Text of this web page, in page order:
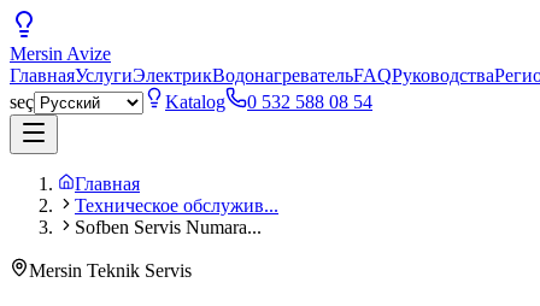
Mersin Avize
ГлавнаяУслугиЭлектрикВодонагревательFAQРуководства
seç
Katalog 0 532 588 08 54
Главная
Техническое обслужив...
Sofben Servis Numara...
Mersin Teknik Servis